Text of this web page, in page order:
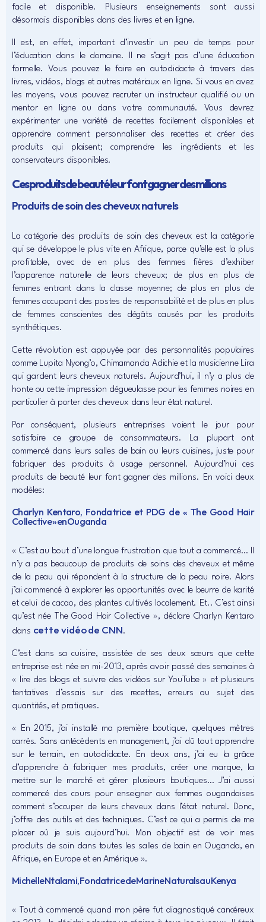
facile et disponible. Plusieurs enseignements sont aussi
désormais disponibles dans des livres et en ligne.
Il est, en effet, important d’investir un peu de temps pour
l’éducation dans le domaine. Il ne s’agit pas d’une éducation
formelle. Vous pouvez le faire en autodidacte à travers des
livres, vidéos, blogs et autres matériaux en ligne. Si vous en avez
les moyens, vous pouvez recruter un instructeur qualifié ou un
mentor en ligne ou dans votre communauté. Vous devrez
expérimenter une variété de recettes facilement disponibles et
apprendre comment personnaliser des recettes et créer des
produits qui plaisent; comprendre les ingrédients et les
conservateurs disponibles.
Ces produits de beauté leur font gagner des millions
Produits de soin des cheveux naturels
La catégorie des produits de soin des cheveux est la catégorie
qui se développe le plus vite en Afrique, parce qu’elle est la plus
profitable, avec de en plus des femmes fières d’exhiber
l’apparence naturelle de leurs cheveux; de plus en plus de
femmes entrant dans la classe moyenne; de plus en plus de
femmes occupant des postes de responsabilité et de plus en plus
de femmes conscientes des dégâts causés par les produits
synthétiques.
Cette révolution est appuyée par des personnalités populaires
comme Lupita Nyong’o, Chimamanda Adichie et la musicienne Lira
qui gardent leurs cheveux naturels. Aujourd’hui, il n’y a plus de
honte ou cette impression dégueulasse pour les femmes noires en
particulier à porter des cheveux dans leur état naturel.
Par conséquent, plusieurs entreprises voient le jour pour
satisfaire ce groupe de consommateurs. La plupart ont
commencé dans leurs salles de bain ou leurs cuisines, juste pour
fabriquer des produits à usage personnel. Aujourd’hui ces
produits de beauté leur font gagner des millions. En voici deux
modèles:
Charlyn Kentaro, Fondatrice et PDG de « The Good Hair
Collective » en Ouganda
« C’est au bout d’une longue frustration que tout a commencé… Il
n’y a pas beaucoup de produits de soins des cheveux et même
de la peau qui répondent à la structure de la peau noire. Alors
j’ai commencé à explorer les opportunités avec le beurre de karité
et celui de cacao, des plantes cultivés localement. Et.. C’est ainsi
qu’est née The Good Hair Collective », déclare Charlyn Kentaro
dans cette vidéo de CNN.
C’est dans sa cuisine, assistée de ses deux sœurs que cette
entreprise est née en mi-2013, après avoir passé des semaines à
« lire des blogs et suivre des vidéos sur YouTube » et plusieurs
tentatives d’essais sur des recettes, erreurs au sujet des
quantités, et pratiques.
« En 2015, j’ai installé ma première boutique, quelques mètres
carrés. Sans antécédents en management, j’ai dû tout apprendre
sur le terrain, en autodidacte. En deux ans, j’ai eu la grâce
d’apprendre à fabriquer mes produits, créer une marque, la
mettre sur le marché et gérer plusieurs boutiques… J’ai aussi
commencé des cours pour enseigner aux femmes ougandaises
comment s’occuper de leurs cheveux dans l’état naturel. Donc,
j’offre des outils et des techniques. C’est ce qui a permis de me
placer où je suis aujourd’hui. Mon objectif est de voir mes
produits de soin dans toutes les salles de bain en Ouganda, en
Afrique, en Europe et en Amérique ».
Michelle Ntalami, Fondatrice de Marine Naturals au Kenya
« Tout à commencé quand mon père fut diagnostiqué cancéreux